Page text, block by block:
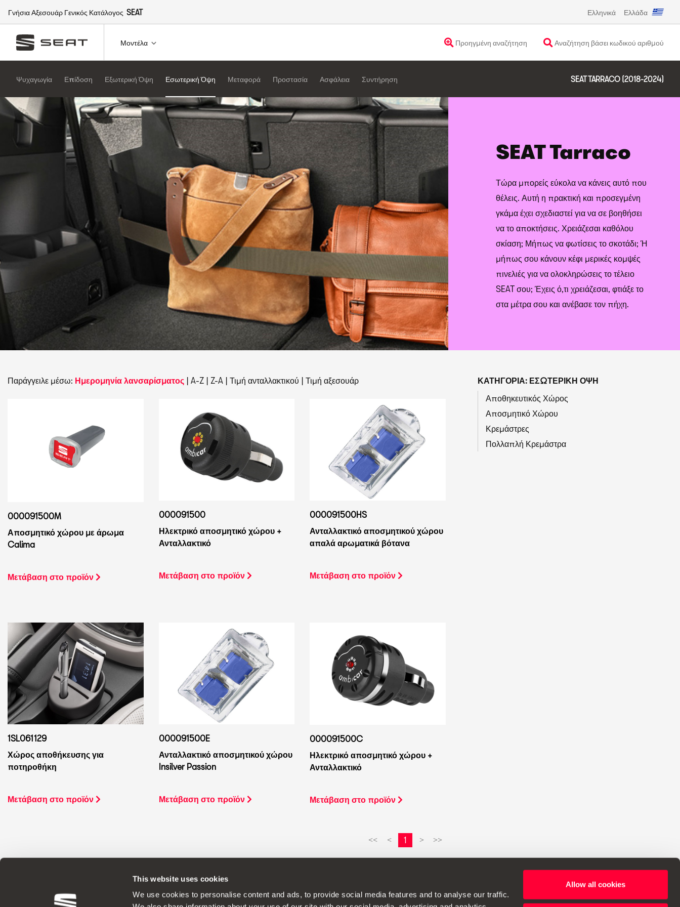
This website uses cookies
We use cookies to personalise content and ads, to provide social media features and to analyse our traffic.
Allow all cookies
Γνήσια Αξεσουάρ Γενικός Κατάλογος SEAT Ελληνικά Ελλάδα
Μοντέλα Προηγμένη αναζήτηση Αναζήτηση βάσει κωδικού αριθμού
Ψυχαγωγία Επίδοση Εξωτερική Όψη Εσωτερική Όψη Μεταφορά Προστασία Ασφάλεια Συντήρηση SEAT TARRACO (2018-2024)
SEAT Tarraco
Τώρα μπορείς εύκολα να κάνεις αυτό που
θέλεις. Αυτή η πρακτική και προσεγμένη
γκάμα έχει σχεδιαστεί για να σε βοηθήσει
να το αποκτήσεις. Χρειάζεσαι καθόλου
σκίαση; Μήπως να φωτίσεις το σκοτάδι; Ή
μήπως σου κάνουν κέφι μερικές κομψές
πινελιές για να ολοκληρώσεις το τέλειο
SEAT σου; Έχεις ό,τι χρειάζεσαι, φτιάξε το
στα μέτρα σου και ανέβασε τον πήχη.
Παράγγειλε μέσω: Ημερομηνία λανσαρίσματος | A-Z | Z-A | Τιμή ανταλλακτικού | Τιμή αξεσουάρ
000091500M
Αποσμητικό χώρου με άρωμα
Calima
Μετάβαση στο προϊόν
000091500
Ηλεκτρικό αποσμητικό χώρου +
Ανταλλακτικό
Μετάβαση στο προϊόν
000091500HS
Ανταλλακτικό αποσμητικού χώρου
απαλά αρωματικά βότανα
Μετάβαση στο προϊόν
1SL061129
Χώρος αποθήκευσης για
ποτηροθήκη
Μετάβαση στο προϊόν
000091500E
Ανταλλακτικό αποσμητικού χώρου
Insilver Passion
Μετάβαση στο προϊόν
000091500C
Ηλεκτρικό αποσμητικό χώρου +
Ανταλλακτικό
Μετάβαση στο προϊόν
<< < 1 > >>
ΚΑΤΗΓΟΡΊΑ: ΕΣΩΤΕΡΙΚΉ ΌΨΗ
Αποθηκευτικός Χώρος
Αποσμητικό Χώρου
Κρεμάστρες
Πολλαπλή Κρεμάστρα
Γνήσια Αξεσουάρ Η SEAT εφαρμόζει μια συνεχή αναπτυξιακή πολιτική στα προϊόντα της και διατηρεί το δικαίωμα να κάνει αλλαγές στις προδιαγραφές.